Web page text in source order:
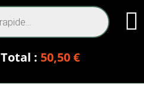
Total : 50,50€